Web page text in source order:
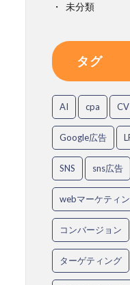
未分類
タグ
AI cpa CV
Google広告
SNS sns広告
webマーケティ
コンバージョン
ターゲティング